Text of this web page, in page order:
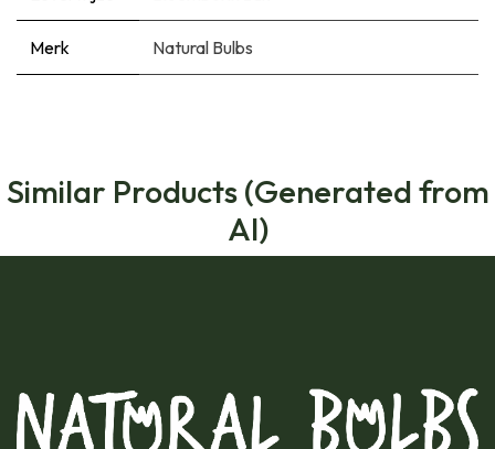
Merk Natural Bulbs
Similar Products (Generated from
AI)